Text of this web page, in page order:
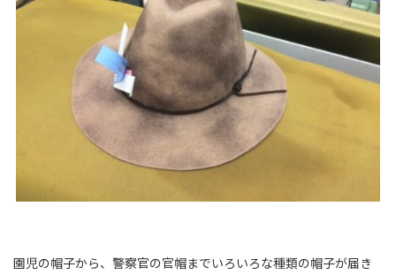
園児の帽子から、警察官の官帽までいろいろな種類の帽子が届き